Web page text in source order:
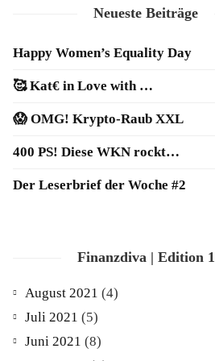
Neueste Beiträge
Happy Women’s Equality Day
🥰 Kat€ in Love with …
😱 OMG! Krypto-Raub XXL
400 PS! Diese WKN rockt…
Der Leserbrief der Woche #2
Finanzdiva | Edition 1
August 2021 (4)
Juli 2021 (5)
Juni 2021 (8)